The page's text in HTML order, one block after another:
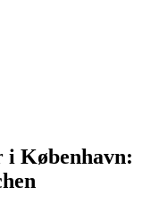
i København: